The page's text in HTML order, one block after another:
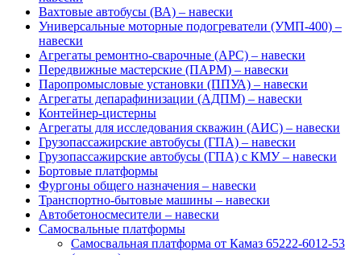
Вахтовые автобусы (ВА) – навески
Универсальные моторные подогреватели (УМП-400) –
навески
Агрегаты ремонтно-сварочные (АРС) – навески
Передвижные мастерские (ПАРМ) – навески
Паропромысловые установки (ППУА) – навески
Агрегаты депарафинизации (АДПМ) – навески
Контейнер-цистерны
Агрегаты для исследования скважин (АИС) – навески
Грузопассажирские автобусы (ГПА) – навески
Грузопассажирские автобусы (ГПА) с КМУ – навески
Бортовые платформы
Фургоны общего назначения – навески
Транспортно-бытовые машины – навески
Автобетоносмесители – навески
Самосвальные платформы
Самосвальная платформа от Камаз 65222-6012-53